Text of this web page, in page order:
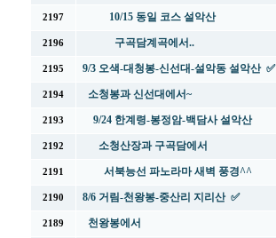
2197 10/15 동일 코스 설악산
2196 구곡담계곡에서..
2195 9/3 오색-대청봉-신선대-설악동 설악산 ✅
2194 소청봉과 신선대에서~
2193 9/24 한계령-봉정암-백담사 설악산
2192 소청산장과 구곡담에서
2191 서북능선 파노라마 새벽 풍경^^
2190 8/6 거림-천왕봉-중산리 지리산 ✅
2189 천왕봉에서